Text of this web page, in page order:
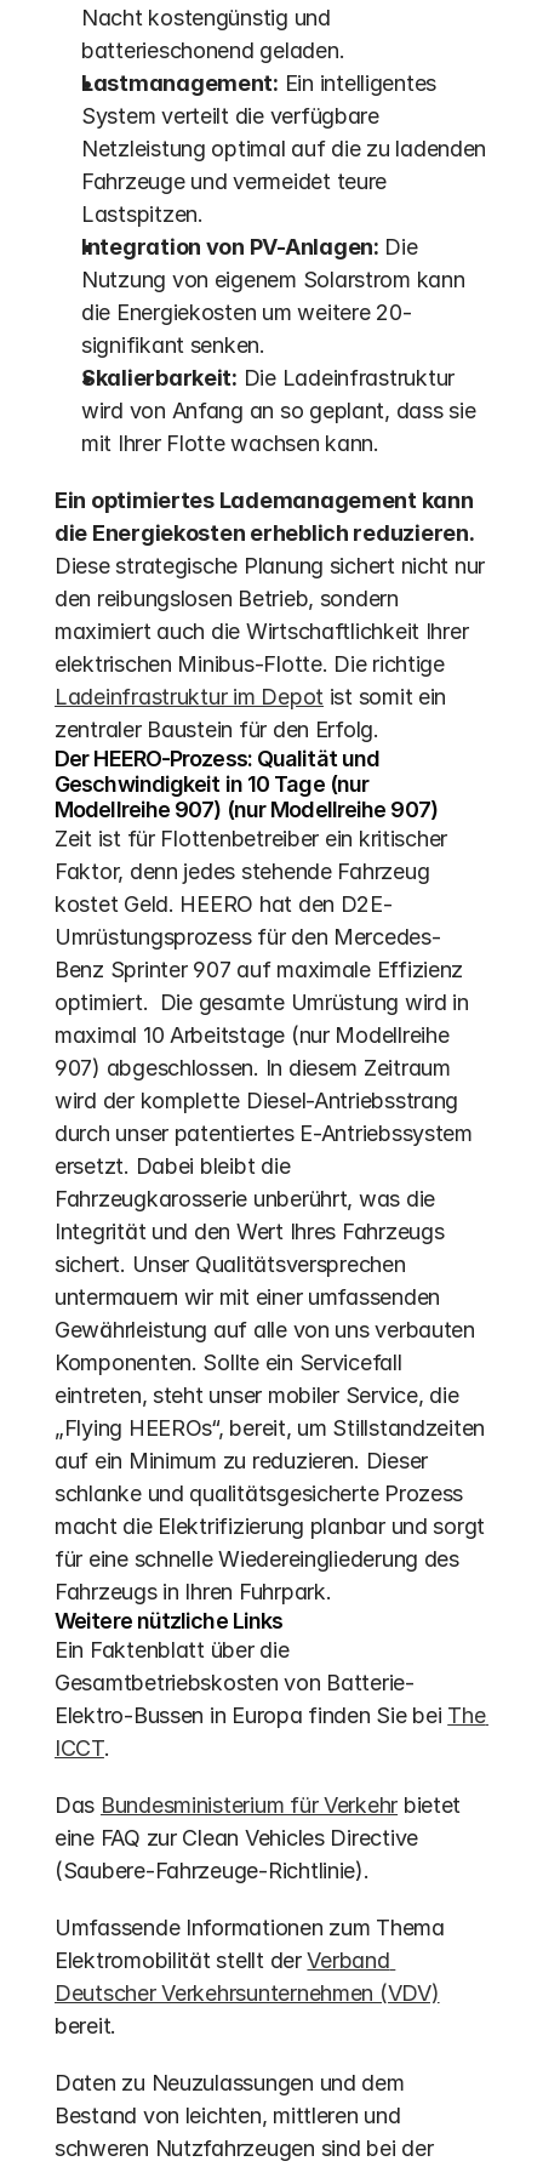
Nacht kostengünstig und
batterieschonend geladen.
Lastmanagement: Ein intelligentes
System verteilt die verfügbare
Netzleistung optimal auf die zu ladenden
Fahrzeuge und vermeidet teure
Lastspitzen.
Integration von PV-Anlagen: Die
Nutzung von eigenem Solarstrom kann
die Energiekosten um weitere 20-
signifikant senken.
Skalierbarkeit: Die Ladeinfrastruktur
wird von Anfang an so geplant, dass sie
mit Ihrer Flotte wachsen kann.
Ein optimiertes Lademanagement kann
die Energiekosten erheblich reduzieren.
Diese strategische Planung sichert nicht nur
den reibungslosen Betrieb, sondern
maximiert auch die Wirtschaftlichkeit Ihrer
elektrischen Minibus-Flotte. Die richtige
Ladeinfrastruktur im Depot ist somit ein
zentraler Baustein für den Erfolg.
Der HEERO-Prozess: Qualität und
Geschwindigkeit in 10 Tage (nur
Modellreihe 907) (nur Modellreihe 907)
Zeit ist für Flottenbetreiber ein kritischer
Faktor, denn jedes stehende Fahrzeug
kostet Geld. HEERO hat den D2E-
Umrüstungsprozess für den Mercedes-
Benz Sprinter 907 auf maximale Effizienz
optimiert.  Die gesamte Umrüstung wird in
maximal 10 Arbeitstage (nur Modellreihe
907) abgeschlossen. In diesem Zeitraum
wird der komplette Diesel-Antriebsstrang
durch unser patentiertes E-Antriebssystem
ersetzt. Dabei bleibt die
Fahrzeugkarosserie unberührt, was die
Integrität und den Wert Ihres Fahrzeugs
sichert. Unser Qualitätsversprechen
untermauern wir mit einer umfassenden
Gewährleistung auf alle von uns verbauten
Komponenten. Sollte ein Servicefall
eintreten, steht unser mobiler Service, die
„Flying HEEROs“, bereit, um Stillstandzeiten
auf ein Minimum zu reduzieren. Dieser
schlanke und qualitätsgesicherte Prozess
macht die Elektrifizierung planbar und sorgt
für eine schnelle Wiedereingliederung des
Fahrzeugs in Ihren Fuhrpark.
Weitere nützliche Links
Ein Faktenblatt über die
Gesamtbetriebskosten von Batterie-
Elektro-Bussen in Europa finden Sie bei The
ICCT.
Das Bundesministerium für Verkehr bietet
eine FAQ zur Clean Vehicles Directive
(Saubere-Fahrzeuge-Richtlinie).
Umfassende Informationen zum Thema
Elektromobilität stellt der Verband
Deutscher Verkehrsunternehmen (VDV)
bereit.
Daten zu Neuzulassungen und dem
Bestand von leichten, mittleren und
schweren Nutzfahrzeugen sind bei der